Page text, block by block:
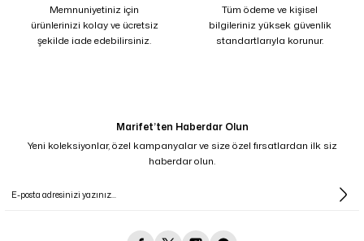
Memnuniyetiniz için
ürünlerinizi kolay ve ücretsiz
şekilde iade edebilirsiniz.
Tüm ödeme ve kişisel
bilgileriniz yüksek güvenlik
standartlarıyla korunur.
Marifet’ten Haberdar Olun
Yeni koleksiyonlar, özel kampanyalar ve size özel fırsatlardan ilk siz
haberdar olun.